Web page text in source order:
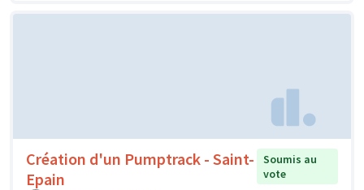
Création d'un Pumptrack - Saint-
Epain
Soumis au
vote